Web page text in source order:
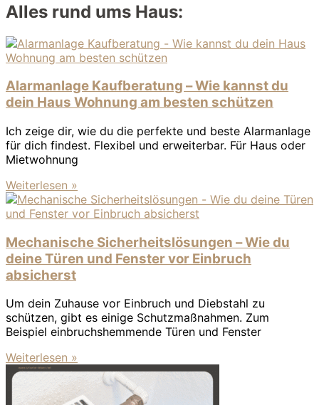
Alles rund ums Haus:
Alarmanlage Kaufberatung – Wie kannst du
dein Haus Wohnung am besten schützen
Ich zeige dir, wie du die perfekte und beste Alarmanlage
für dich findest. Flexibel und erweiterbar. Für Haus oder
Mietwohnung
Weiterlesen »
Mechanische Sicherheitslösungen – Wie du
deine Türen und Fenster vor Einbruch
absicherst
Um dein Zuhause vor Einbruch und Diebstahl zu
schützen, gibt es einige Schutzmaßnahmen. Zum
Beispiel einbruchshemmende Türen und Fenster
Weiterlesen »